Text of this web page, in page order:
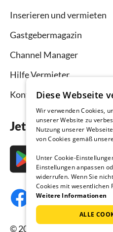
Inserieren und vermieten
Gastgebermagazin
Channel Manager
Hilfe Vermieter
Kontakt
Jetzt die App
© 2026
Diese Webseite
Wir verwenden Cookies,
unserer Website zu
Nutzung unserer
von Cookies gemäß
Unter Cookie-
Einstellungen anpassen
widerrufen. Wenn Sie
Cookies mit wesentlichen
Weitere Informationen
ALLE